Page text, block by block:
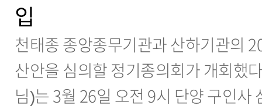
입
천태종 종앙종무기관과 산하기관의
산안을 심의할 정기종의회가 개회했
님)는 3월 26일 오전 9시 단양 구인사